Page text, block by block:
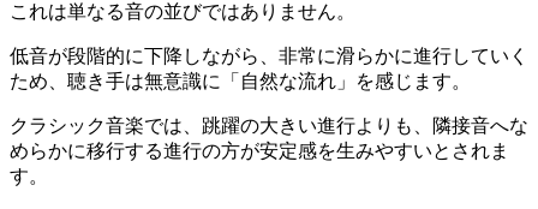
これは単なる音の並びではありません。
低音が段階的に下降しながら、非常に滑らかに進行していく
ため、聴き手は無意識に「自然な流れ」を感じます。
クラシック音楽では、跳躍の大きい進行よりも、隣接音へな
めらかに移行する進行の方が安定感を生みやすいとされま
す。